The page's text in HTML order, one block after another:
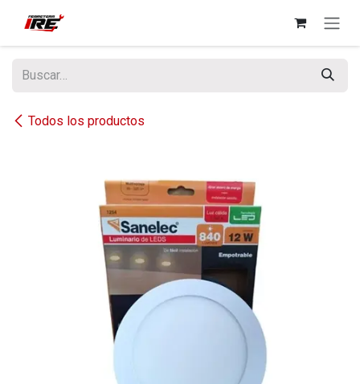
Todos los productos